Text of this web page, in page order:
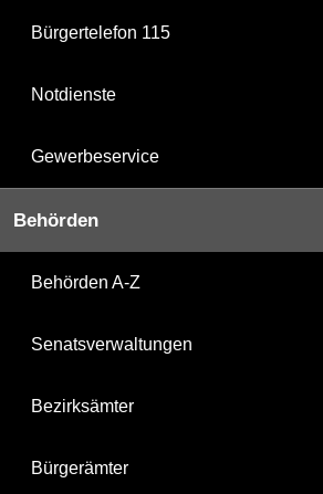
Bürgertelefon 115
Notdienste
Gewerbeservice
Behörden
Behörden A-Z
Senatsverwaltungen
Bezirksämter
Bürgerämter